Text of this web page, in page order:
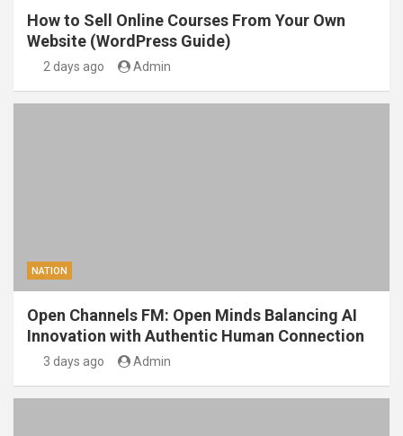
How to Sell Online Courses From Your Own
Website (WordPress Guide)
2 days ago Admin
NATION
Open Channels FM: Open Minds Balancing AI
Innovation with Authentic Human Connection
3 days ago Admin